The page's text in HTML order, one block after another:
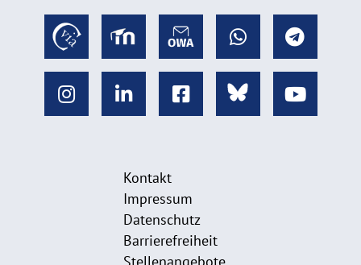
Kontakt
Impressum
Datenschutz
Barrierefreiheit